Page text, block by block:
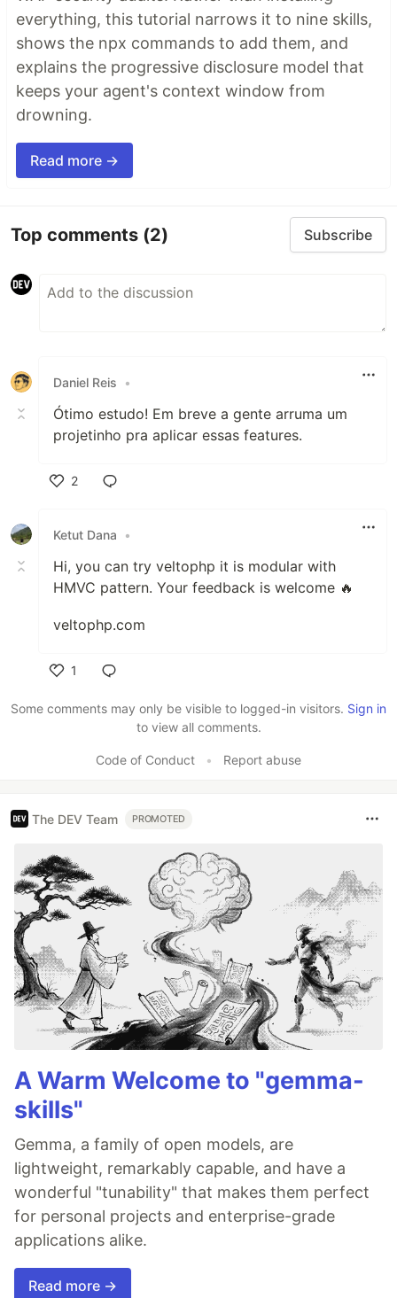
everything, this tutorial narrows it to nine skills,
shows the npx commands to add them, and
explains the progressive disclosure model that
keeps your agent's context window from
drowning.
Read more →
Top comments (2) Subscribe
Daniel Reis •
Ótimo estudo! Em breve a gente arruma um
projetinho pra aplicar essas features.
2
Ketut Dana
•
Hi, you can try veltophp it is modular with
HMVC pattern. Your feedback is welcome 🔥
veltophp.com
1
Some comments may only be visible to logged-in visitors. Sign in
to view all comments.
Code of Conduct • Report abuse
The DEV Team PROMOTED
A Warm Welcome to "gemma-
skills"
Gemma, a family of open models, are
lightweight, remarkably capable, and have a
wonderful "tunability" that makes them perfect
for personal projects and enterprise-grade
applications alike.
Read more →